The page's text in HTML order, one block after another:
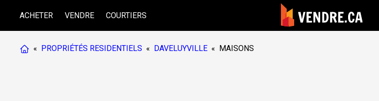
ACHETER VENDRE COURTIERS
« PROPRIÉTÉS RESIDENTIELS « DAVELUYVILLE « MAISONS